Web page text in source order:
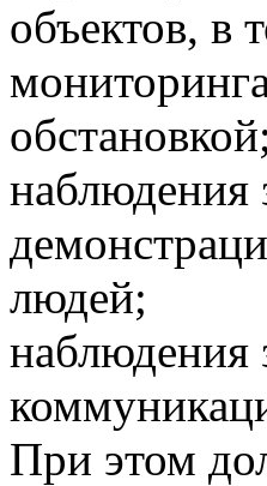
объектов, в
обстановкой;
наблюдения
людей;
наблюдения
При этом